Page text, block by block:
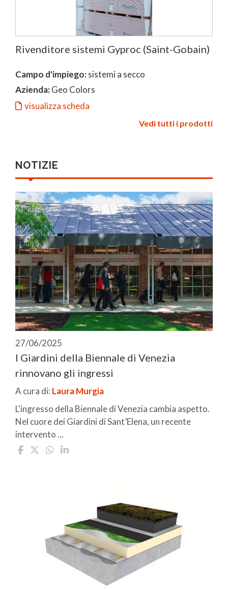
Rivenditore sistemi Gyproc (Saint-Gobain)
Campo d'impiego:sistemi a secco
Azienda:Geo Colors
visualizza scheda
Vedi tutti i prodotti
NOTIZIE
27/06/2025
I Giardini della Biennale di Venezia
rinnovano gli ingressi
A cura di: Laura Murgia
L'ingresso della Biennale di Venezia cambia aspetto.
Nel cuore dei Giardini di Sant’Elena, un recente
intervento ...